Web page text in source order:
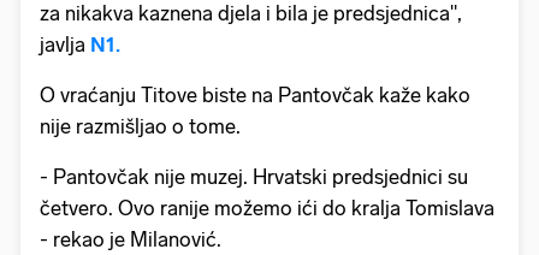
za nikakva kaznena djela i bila je predsjednica",
javlja N1.
O vraćanju Titove biste na Pantovčak kaže kako
nije razmišljao o tome.
- Pantovčak nije muzej. Hrvatski predsjednici su
četvero. Ovo ranije možemo ići do kralja Tomislava
- rekao je Milanović.